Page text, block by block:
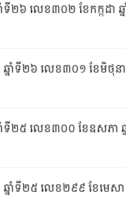
ាំទី២៦ លេខ៣០២ ខែកក្កដា
ឆ្នាំទី២៦ លេខ៣០១ ខែមិថុន
ាំទី២៥ លេខ៣០០ ខែឧសភា
ឆ្នាំទី២៥ លេខ២៩៩ ខែមេស